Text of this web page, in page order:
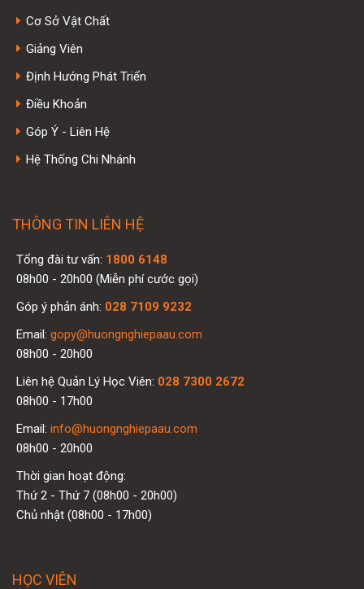
Cơ Sở Vật Chất
Giảng Viên
Định Hướng Phát Triển
Điều Khoản
Góp Ý - Liên Hệ
Hệ Thống Chi Nhánh
THÔNG TIN LIÊN HỆ
Tổng đài tư vấn: 1800 6148
08h00 - 20h00 (Miễn phí cước gọi)
Góp ý phản ánh: 028 7109 9232
Email: gopy@huongnghiepaau.com
08h00 - 20h00
Liên hệ Quản Lý Học Viên: 028 7300 2672
08h00 - 17h00
Email: info@huongnghiepaau.com
08h00 - 20h00
Thời gian hoạt động:
Thứ 2 - Thứ 7 (08h00 - 20h00)
Chủ nhật (08h00 - 17h00)
HỌC VIÊN